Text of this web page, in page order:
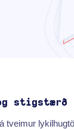
stigstærð
tveimur